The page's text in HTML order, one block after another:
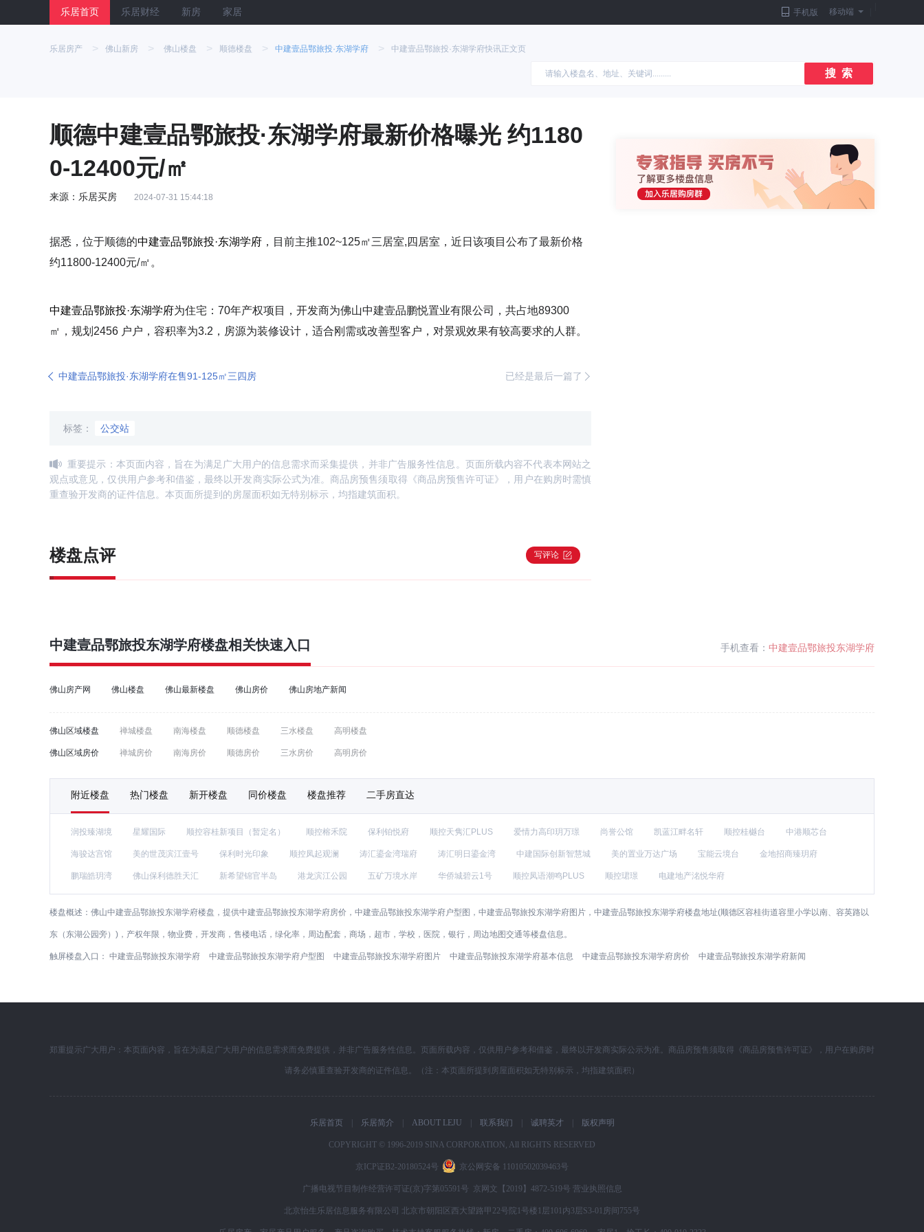
乐居首页 乐居财经 新房 家居 手机版 移动端
乐居房产 > 佛山新房 > 佛山楼盘 > 顺德楼盘 > 中建壹品鄂旅投·东湖学府 > 中建壹品鄂旅投·东湖学府快讯正文页
搜 索
顺德中建壹品鄂旅投·东湖学府最新价格曝光 约1180
0-12400元/㎡
来源：乐居买房 2024-07-31 15:44:18
据悉，位于顺德的中建壹品鄂旅投·东湖学府 ，目前主推102~125㎡三居室,四居室，近日该项目公布了最新价格
约11800-12400元/㎡。
中建壹品鄂旅投·东湖学府为住宅：70年产权项目，开发商为佛山中建壹品鹏悦置业有限公司，共占地89300
㎡，规划2456 户户，容积率为3.2，房源为装修设计，适合刚需或改善型客户，对景观效果有较高要求的人群。
中建壹品鄂旅投·东湖学府在售91-125㎡三四房 已经是最后一篇了
标签： 公交站
重要提示：本页面内容，旨在为满足广大用户的信息需求而采集提供，并非广告服务性信息。页面所载内容不代表本网站之
观点或意见，仅供用户参考和借鉴，最终以开发商实际公式为准。商品房预售须取得《商品房预售许可证》，用户在购房时需慎
重查验开发商的证件信息。本页面所提到的房屋面积如无特别标示，均指建筑面积。
楼盘点评 写评论
中建壹品鄂旅投东湖学府楼盘相关快速入口 手机查看： 中建壹品鄂旅投东湖学府
佛山房产网 佛山楼盘 佛山最新楼盘 佛山房价 佛山房地产新闻
佛山区域楼盘 禅城楼盘 南海楼盘 顺德楼盘 三水楼盘 高明楼盘
佛山区域房价 禅城房价 南海房价 顺德房价 三水房价 高明房价
附近楼盘 热门楼盘 新开楼盘 同价楼盘 楼盘推荐 二手房直达
润投臻湖境 星耀国际 顺控容桂新项目（暂定名） 顺控榕禾院 保利铂悦府 顺控天隽汇PLUS 爱情力高印玥万璟 尚誉公馆 凯蓝江畔名轩 顺控桂樾台 中港顺芯台
海骏达宫馆 美的世茂滨江壹号 保利时光印象 顺控凤起观澜 涛汇鎏金湾瑞府 涛汇明日鎏金湾 中建国际创新智慧城 美的置业万达广场 宝能云境台 金地招商臻玥府
鹏瑞皓玥湾 佛山保利德胜天汇 新希望锦官半岛 港龙滨江公园 五矿万境水岸 华侨城碧云1号 顺控凤语潮鸣PLUS 顺控珺璟 电建地产洺悦华府
楼盘概述： 佛山中建壹品鄂旅投东湖学府楼盘，提供中建壹品鄂旅投东湖学府房价，中建壹品鄂旅投东湖学府户型图，中建壹品鄂旅投东湖学府图片，中建壹品鄂旅投东湖学府楼盘地址(顺德区容桂街道容里小学以南、容英路以
东（东湖公园旁）)，产权年限，物业费，开发商，售楼电话，绿化率，周边配套，商场，超市，学校，医院，银行，周边地图交通等楼盘信息。
触屏楼盘入口： 中建壹品鄂旅投东湖学府 中建壹品鄂旅投东湖学府户型图 中建壹品鄂旅投东湖学府图片 中建壹品鄂旅投东湖学府基本信息 中建壹品鄂旅投东湖学府房价 中建壹品鄂旅投东湖学府新闻
郑重提示广大用户：本页面内容，旨在为满足广大用户的信息需求而免费提供，并非广告服务性信息。页面所载内容，仅供用户参考和借鉴，最终以开发商实际公示为准。商品房预售须取得《商品房预售许可证》，用户在购房时
请务必慎重查验开发商的证件信息。（注：本页面所提到房屋面积如无特别标示，均指建筑面积）
乐居首页 乐居简介 ABOUT LEJU 联系我们 诚聘英才 版权声明
COPYRIGHT © 1996-2019 SINA CORPORATION, All RIGHTS RESERVED
京ICP证B2-20180524号 京公网安备 11010502039463号
广播电视节目制作经营许可证(京)字第05591号 京网文【2019】4872-519号 营业执照信息
北京怡生乐居信息服务有限公司 北京市朝阳区西大望路甲22号院1号楼1层101内3层S3-01房间755号